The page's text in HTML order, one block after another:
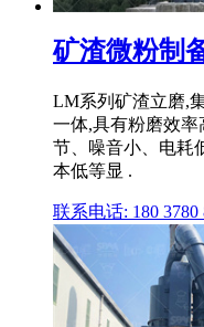
矿渣微粉制
LM系列矿渣立磨,
一体,具有粉磨效
节、噪音小、电耗
本低等显 .
联系电话: 180 3780